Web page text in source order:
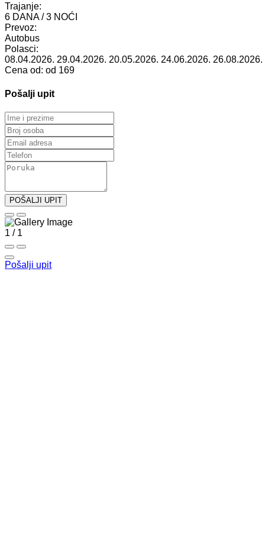
Trajanje:
6 DANA / 3 NOĆI
Prevoz:
Autobus
Polasci:
08.04.2026. 29.04.2026. 20.05.2026. 24.06.2026. 26.08.2026.
Cena od: od 169
Pošalji upit
POŠALJI UPIT
1 / 1
Pošalji upit